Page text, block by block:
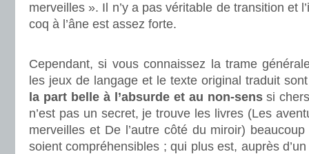
merveilles ». Il n’y a pas véritable de transition et
coq à l’âne est assez forte.
Cependant, si vous connaissez la trame
les jeux de langage et le texte original traduit
la part belle à l’absurde et au non-senssi
n’est pas un secret, je trouve les livres (Les
merveilles et De l’autre côté du miroir)
soient compréhensibles ; qui plus est, auprès